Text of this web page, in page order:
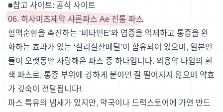
■참고 사이트: 공식 사이트
06. 히사미츠제약 샤론파스 Ae 진통 파스
혈액순환을 촉진하는 ‘비타민E’와 염증을 억제하고 통증을 완
화하는 효과가 있는 ‘살리실산메틸’이 함유되어 있으며, 일본인
들이 오랫동안 사랑해온 파스 중 하나입니다. 외용약 타입의 흰
색 파스로, 통증 부위에 강하게 붙이면 잘 떨어지지 않으며 약효
가 깊숙이 전달됩니다!
파스 특유의 냄새가 있지만, 약국이나 드럭스토어에 가면 반드